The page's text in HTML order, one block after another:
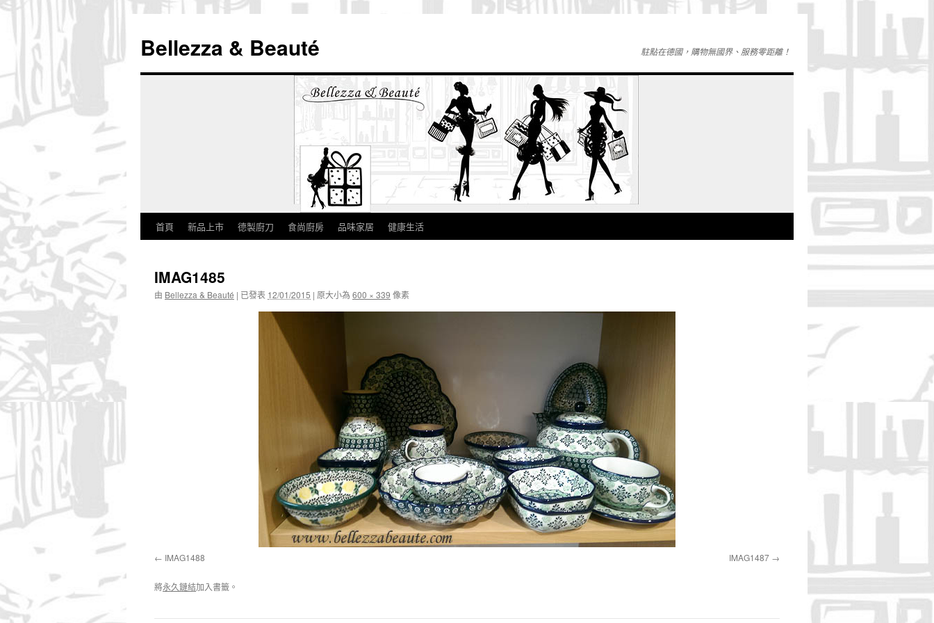
Bellezza & Beauté 駐點在德國，購物無國界、服務零距離！
首頁 新品上市 德製廚刀 食尚廚房 品味家居 健康生活
IMAG1485
由 Bellezza & Beauté | 已發表 12/01/2015 | 原大小為 600 × 339 像素
IMAG1488 IMAG1487
將永久鏈結加入書籤。